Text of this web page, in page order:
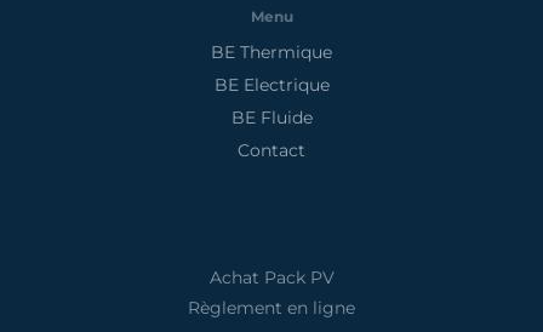
Menu
BE Thermique
BE Electrique
BE Fluide
Contact
Achat Pack PV
Règlement en ligne